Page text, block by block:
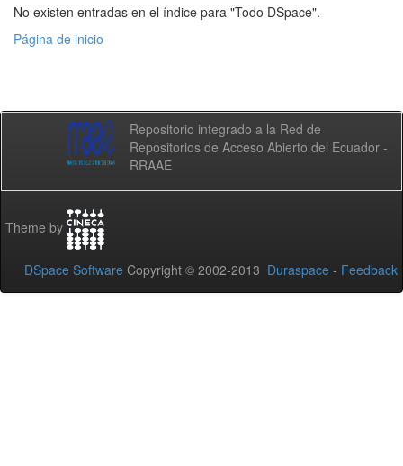
No existen entradas en el índice para "Todo DSpace".
Página de inicio
Repositorio integrado a la Red de
Repositorios de Acceso Abierto del Ecuador -
RRAAE
Theme by
DSpace Software Copyright © 2002-2013 Duraspace - Feedback